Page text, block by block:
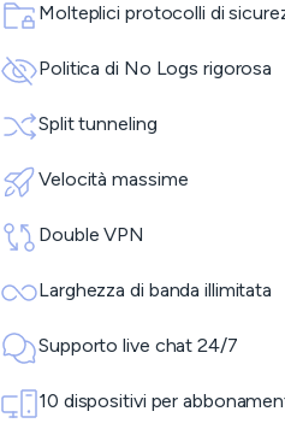
Molteplici protocolli di
Politica di No Logs rigorosa
Split tunneling
Velocità massime
Double VPN
Larghezza di banda illimitata
Supporto live chat 24/7
10 dispositivi per